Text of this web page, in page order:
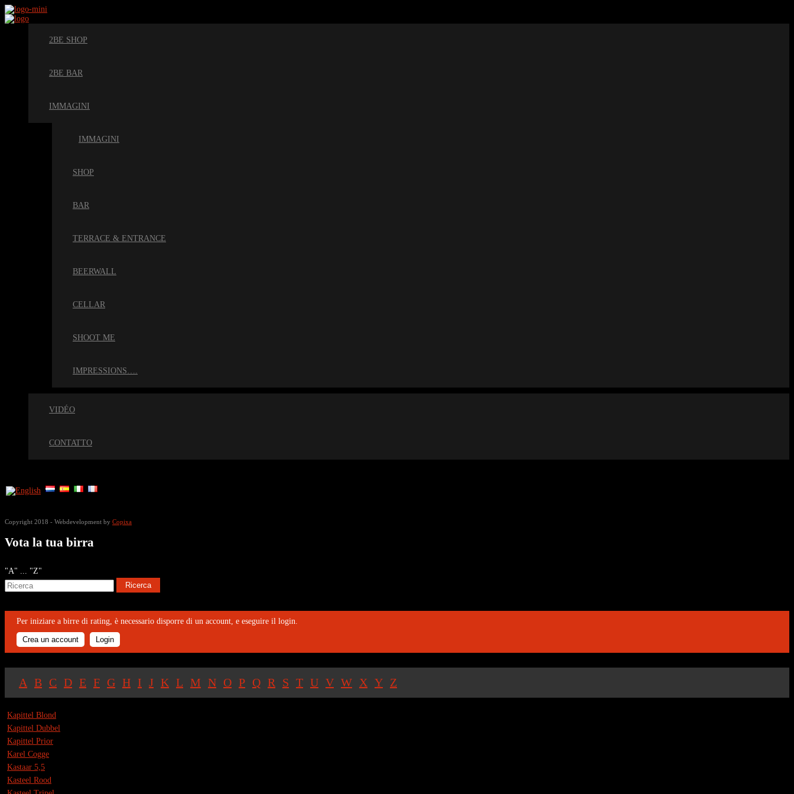
2BE SHOP
2BE BAR
IMMAGINI
IMMAGINI
SHOP
BAR
TERRACE & ENTRANCE
BEERWALL
CELLAR
SHOOT ME
IMPRESSIONS….
VIDÉO
CONTATTO
Copyright 2018 - Webdevelopment by Copixa
Vota la tua birra
"A" ... "Z"
Per iniziare a birre di rating, è necessario disporre di un account, e eseguire il login.
Crea un account Login
A B C D E F G H I J K L M N O P Q R S T U V W X Y Z
Kapittel Blond
Kapittel Dubbel
Kapittel Prior
Karel Cogge
Kastaar 5,5
Kasteel Rood